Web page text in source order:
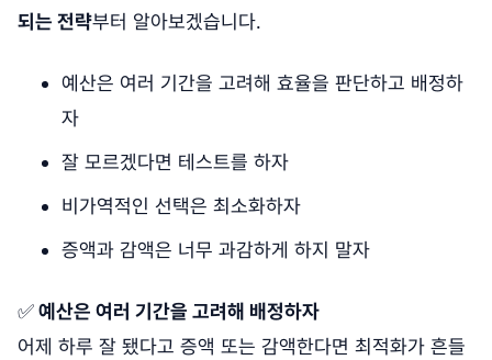
되는 전략부터 알아보겠습니다.
예산은 여러 기간을 고려해 효율을 판단하고 배정하
자
잘 모르겠다면 테스트를 하자
비가역적인 선택은 최소화하자
증액과 감액은 너무 과감하게 하지 말자
✅예산은 여러 기간을 고려해 배정하자
어제 하루 잘 됐다고 증액 또는 감액한다면 최적화가 흔들